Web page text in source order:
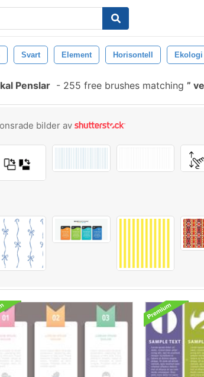
Svart Element Horisontell Ekologi
Penslar - 255 free brushes matching
bilder av